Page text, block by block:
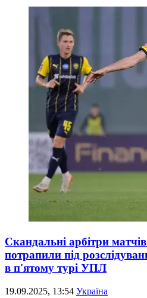
Скандальні арбітри
потрапили під
в п'ятому турі УПЛ
19.09.2025, 13:54 Україна